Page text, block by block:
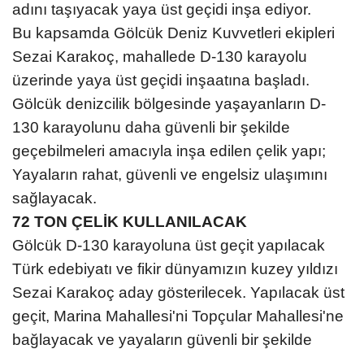
adını taşıyacak yaya üst geçidi inşa ediyor.
Bu kapsamda Gölcük Deniz Kuvvetleri ekipleri
Sezai Karakoç, mahallede D-130 karayolu
üzerinde yaya üst geçidi inşaatına başladı.
Gölcük denizcilik bölgesinde yaşayanların D-
130 karayolunu daha güvenli bir şekilde
geçebilmeleri amacıyla inşa edilen çelik yapı;
Yayaların rahat, güvenli ve engelsiz ulaşımını
sağlayacak.
72 TON ÇELİK KULLANILACAK
Gölcük D-130 karayoluna üst geçit yapılacak
Türk edebiyatı ve fikir dünyamızın kuzey yıldızı
Sezai Karakoç aday gösterilecek. Yapılacak üst
geçit, Marina Mahallesi'ni Topçular Mahallesi'ne
bağlayacak ve yayaların güvenli bir şekilde